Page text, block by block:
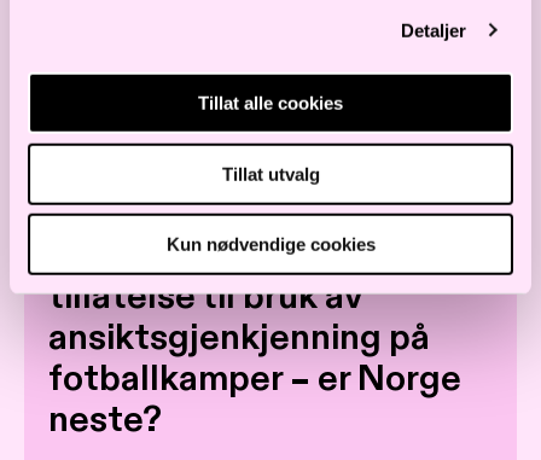
Detaljer
Tillat alle cookies
Tillat utvalg
Kun nødvendige cookies
personvern – august 2025
PERSONVERN
I Danmark gis det ny
tillatelse til bruk av
ansiktsgjenkjenning på
fotballkamper – er Norge
neste?